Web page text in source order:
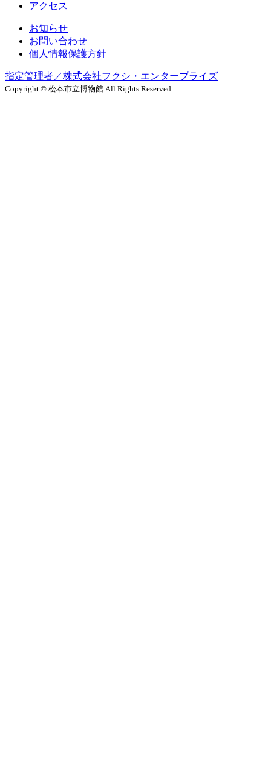
アクセス
お知らせ
お問い合わせ
個人情報保護方針
指定管理者／株式会社フクシ・エンタープライズ
Copyright © 松本市立博物館 All Rights Reserved.